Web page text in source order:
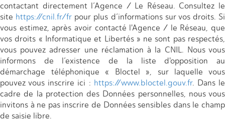
contactant directement l’Agence / Le Réseau. Consultez le
site https://cnil.fr/fr pour plus d’informations sur vos droits. Si
vous estimez, après avoir contacté l'Agence / le Réseau, que
vos droits « Informatique et Libertés » ne sont pas respectés,
vous pouvez adresser une réclamation à la CNIL. Nous vous
informons de l’existence de la liste d'opposition au
démarchage téléphonique « Bloctel », sur laquelle vous
pouvez vous inscrire ici : https://www.bloctel.gouv.fr. Dans le
cadre de la protection des Données personnelles, nous vous
invitons à ne pas inscrire de Données sensibles dans le champ
de saisie libre.